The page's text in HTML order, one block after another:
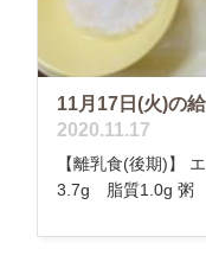
11月17日(火)の
2020.11.17
【離乳食(後期)】
3.7g 脂質1.0g 粥